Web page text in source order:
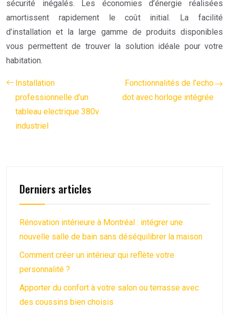
sécurité inégalés. Les économies d’énergie réalisées
amortissent rapidement le coût initial. La facilité
d’installation et la large gamme de produits disponibles
vous permettent de trouver la solution idéale pour votre
habitation.
Installation
professionnelle d’un
tableau electrique 380v
industriel
Fonctionnalités de l’echo
dot avec horloge intégrée
Derniers articles
Rénovation intérieure à Montréal : intégrer une
nouvelle salle de bain sans déséquilibrer la maison
Comment créer un intérieur qui reflète votre
personnalité ?
Apporter du confort à votre salon ou terrasse avec
des coussins bien choisis